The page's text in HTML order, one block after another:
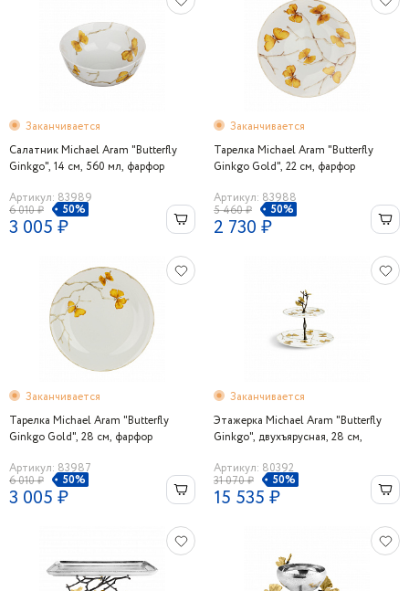
Заканчивается
Салатник Michael Aram "Butterfly
Ginkgo", 14 см, 560 мл, фарфор
Артикул: 83989
6 010 ₽
50%
3 005 ₽
Заканчивается
Тарелка Michael Aram "Butterfly
Ginkgo Gold", 22 см, фарфор
Артикул: 83988
5 460 ₽
50%
2 730 ₽
Заканчивается
Тарелка Michael Aram "Butterfly
Ginkgo Gold", 28 см, фарфор
Артикул: 83987
6 010 ₽
50%
3 005 ₽
Заканчивается
Этажерка Michael Aram "Butterfly
Ginkgo", двухъярусная, 28 см,
Артикул: 80392
31 070 ₽
50%
15 535 ₽